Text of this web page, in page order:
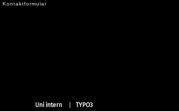
Kontaktformular
Uni intern TYPO3